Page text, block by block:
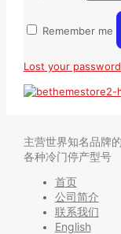
Remember me
Lost your
主营世界知名品牌
各种冷门停产型号
首页
公司简介
联系我们
English